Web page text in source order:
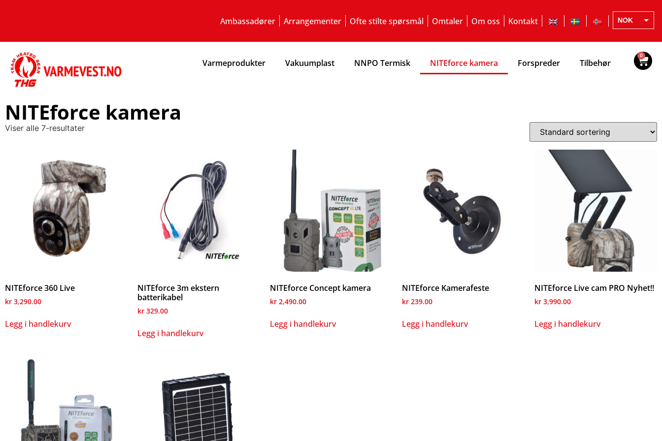
Ambassadører Arrangementer Ofte stilte spørsmål Omtaler Om oss Kontakt NOK
Varmeprodukter Vakuumplast NNPO Termisk NITEforce kamera Forspreder Tilbehør
0
NITEforce kamera
Viser alle 7-resultater
NITEforce 360 Live
kr 3,290.00
Legg i handlekurv
NITEforce 3m ekstern
batterikabel
kr329.00
Legg i handlekurv
NITEforce Concept kamera
kr2,490.00
Legg i handlekurv
NITEforce Kamerafeste
kr 239.00
Legg i handlekurv
NITEforce Live cam PRO Nyhet!!
kr 3,990.00
Legg i handlekurv